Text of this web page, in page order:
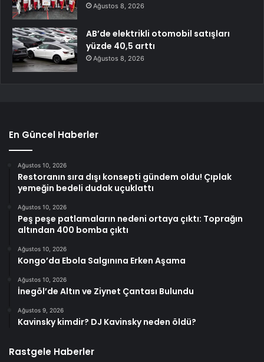
Ağustos 8, 2026
AB’de elektrikli otomobil satışları
yüzde 40,5 arttı
Ağustos 8, 2026
En Güncel Haberler
Ağustos 10, 2026
Restoranın sıra dışı konsepti gündem oldu! Çıplak
yemeğin bedeli dudak uçuklattı
Ağustos 10, 2026
Peş peşe patlamaların nedeni ortaya çıktı: Toprağın
altından 400 bomba çıktı
Ağustos 10, 2026
Kongo’da Ebola Salgınına Erken Aşama
Ağustos 10, 2026
İnegöl’de Altın ve Ziynet Çantası Bulundu
Ağustos 9, 2026
Kavinsky kimdir? DJ Kavinsky neden öldü?
Rastgele Haberler